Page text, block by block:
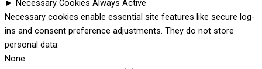
► Necessary Cookies Always Active
Necessary cookies enable essential site features like secure log-
ins and consent preference adjustments. They do not store
personal data.
None